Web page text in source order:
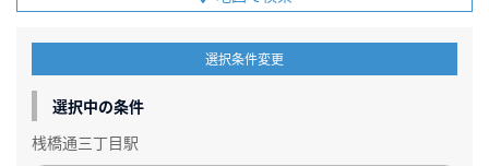
選択条件変更
選択中の条件
桟橋通三丁目駅